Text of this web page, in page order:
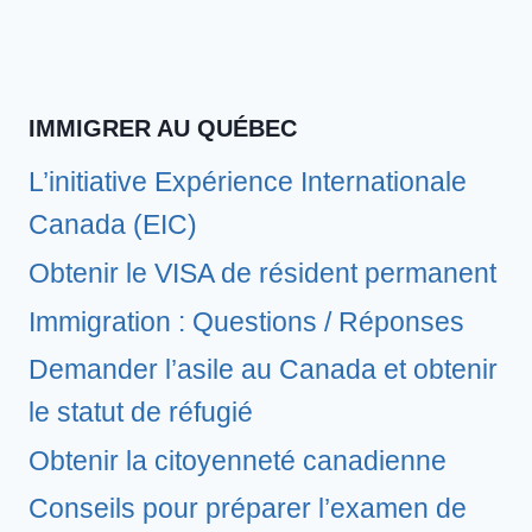
IMMIGRER AU QUÉBEC
L’initiative Expérience Internationale
Canada (EIC)
Obtenir le VISA de résident permanent
Immigration : Questions / Réponses
Demander l’asile au Canada et obtenir
le statut de réfugié
Obtenir la citoyenneté canadienne
Conseils pour préparer l’examen de